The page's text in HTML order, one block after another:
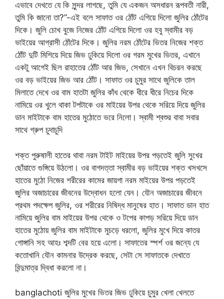
এভাবে দেখতে যে কি সুন্দর লাগছে, তুমি যে একজন অসধারন রূপবতী নারী,
তুমি কি জানো তা?”-এই বলে সাফাত ওর ঠোঁট এগিয়ে দিলো জুলির ঠোঁটের
দিকে। জুলি চোখ বুজে নিজের ঠোঁট এগিয়ে দিলো ওর হবু স্বামীর বড়
ভাইয়ের আগ্রাসী ঠোঁটের দিকে। জুলির নরম ঠোঁটের ভিতর নিজের শক্ত
ঠোঁট দুটি মিশিয়ে দিয়ে জিভ ঢুকিয়ে দিলো ওর গরম মুখের ভিতর, এখানে
একটু আগেই ছিল রাহাতের ঠোঁট আর জিভ, সেখানে এখন বিচরন করছে
ওর বড় ভাইয়ের জিভ আর ঠোঁট। সাফাত ওর চুমুর সাথে জুলিকে তাল
মিলাতে দেখে ওর বাম হাতটা জুলির কাঁধ থেকে ধীরে ধীরে নিচের দিকে
নামিয়ে ওর খুলে থাকা টপটাকে ওর মাইয়ের উপর থেকে সরিয়ে দিয়ে জুলির
ডান মাইটাকে বাম হাতের মুঠোতে ভরে নিলো। স্বামী শ্বশুর বাবা সবার
সাথে গ্রুপ চুদাচুদি
শক্ত পুরুষালী হাতের থাবা নরম টাইট মাইয়ের উপর পড়তেই জুলি সুখের
ছোঁয়াতে গুঙ্গিয়ে উঠলো। ওর বাগদত্তা স্বামীর বড় ভাইয়ের শক্ত খসখসে
হাতের মুঠো নিজের শরীরের কামের জায়গা নরম মাইয়ের উপর পড়তেই
জুলির অজাচারের জীবনের উদ্বোধন হলো যেন। যৌন অজাচারের জীবনে
প্রথম পদক্ষেপ জুলির, ওর শরীরের নিষিদ্ধ মানুষের হাত। সাফাত ডান হাত
নামিয়ে জুলির বাম মাইয়ের উপর থেকে ও টপের কাপড় সরিয়ে দিয়ে ডান
হাতের মুঠোয় জুলির বাম মাইটাকে মুচড়ে ধরলো, জুলির মুখে দিয়ে কাতর
গোঙ্গানি সহ আহঃ শব্দটি বের হয়ে এলো। সাফাতের স্পর্শ ওর জন্যে যে
কতোখানি যৌন কামনার উদ্রেক করছে, সেটা সে সাফাতকে দেখাতে
বিন্দুমাত্র দ্বিধা করলো না।
banglachoti জুলির মুখের ভিতর জিভ ঢুকিয়ে চুমুর খেলা খেলতে